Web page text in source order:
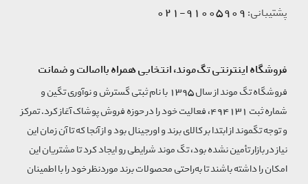
پشتیبانی: 91005909-021
فروشگاه اینترنتی تگ‌موند، انتخابی همراه بااصالت و ضمانت
فروشگاه تگ موند از سال 1395 با نام ثبتی گسترش و نوآوری تگین و
شماره ثبت 494131، فعالیت خود را در حوزه فروش پوشاک آغاز کرد. تمرکز
و توجه تگموند از ابتدا بر کالای برند و اورجینال بود و از آنجا که تا آن زمان این
نیاز در بازار تأمین نشده بود، تگ موند شرایطی رو ایجاد کرد تا مشتریان این
امکان را داشته باشند تا به‌راحتی محصولات برند مورد‌نظر خود را با اطمینان